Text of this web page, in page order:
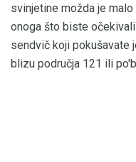
svinjetine možda je
onoga što biste
sendvič koji pokušavate
blizu područja 121 ili